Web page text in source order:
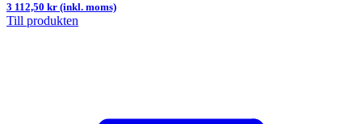
3 112,50 kr (inkl. moms)
Till produkten